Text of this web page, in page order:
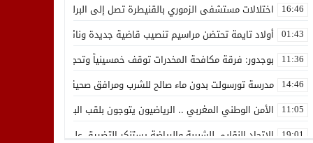
16:46 اختلالات مستشفى الزموري بالقنيطرة تصل إلى البرلمان واستقالة
01:43 أولاد تايمة تحتضن مراسيم تنصيب قاضية جديدة ونائب لوكيل الملك
11:36 بوجدور: فرقة مكافحة المخدرات توقف خمسينياً وتحجز 10 كيلوغرامات من الشيرا
14:46 مدرسة تورسولت بدون ماء صالح للشرب ومرافق صحية في وضعية
11:05 الأمن الوطني المغربي .. الرياضيون يتوجون بلقب البطولة العربية
19:01 الاتحاد النقابي للشبيبة والرياضة يستنكر التضييق على الموظفين